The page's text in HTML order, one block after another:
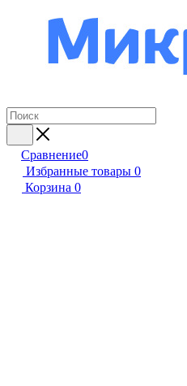
Сравнение0
Избранные товары 0
Корзина 0